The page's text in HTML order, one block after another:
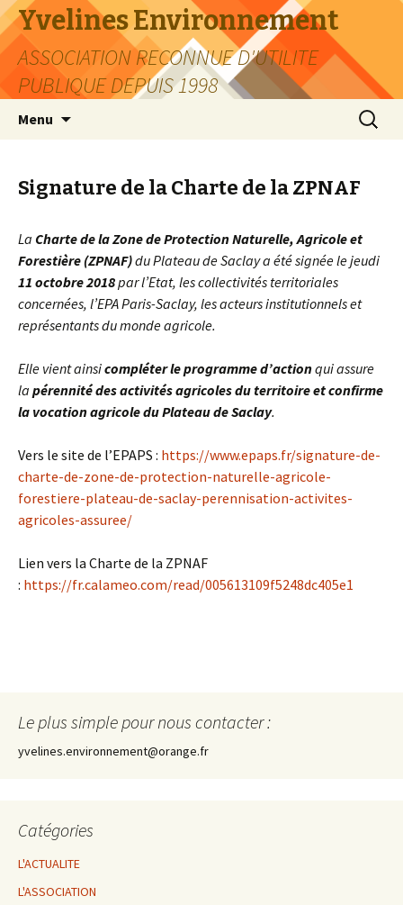
Yvelines Environnement
ASSOCIATION RECONNUE D'UTILITE
PUBLIQUE DEPUIS 1998
Menu
Signature de la Charte de la ZPNAF
La Charte de la Zone de Protection Naturelle, Agricole et
Forestière (ZPNAF)du Plateau de Saclay a été signée le jeudi
11 octobre 2018par l’Etat, les collectivités territoriales
concernées, l’EPA Paris-Saclay, les acteurs institutionnels et
représentants du monde agricole.
Elle vient ainsicompléter le programme d’actionqui assure
la pérennité des activités agricoles du territoire et confirme
la vocation agricole du Plateau de Saclay.
Vers le site de l’EPAPS : https://www.epaps.fr/signature-de-
charte-de-zone-de-protection-naturelle-agricole-
forestiere-plateau-de-saclay-perennisation-activites-
agricoles-assuree/
Lien vers la Charte de la ZPNAF
: https://fr.calameo.com/read/005613109f5248dc405e1
Le plus simple pour nous contacter :
yvelines.environnement@orange.fr
Catégories
L'ACTUALITE
L'ASSOCIATION